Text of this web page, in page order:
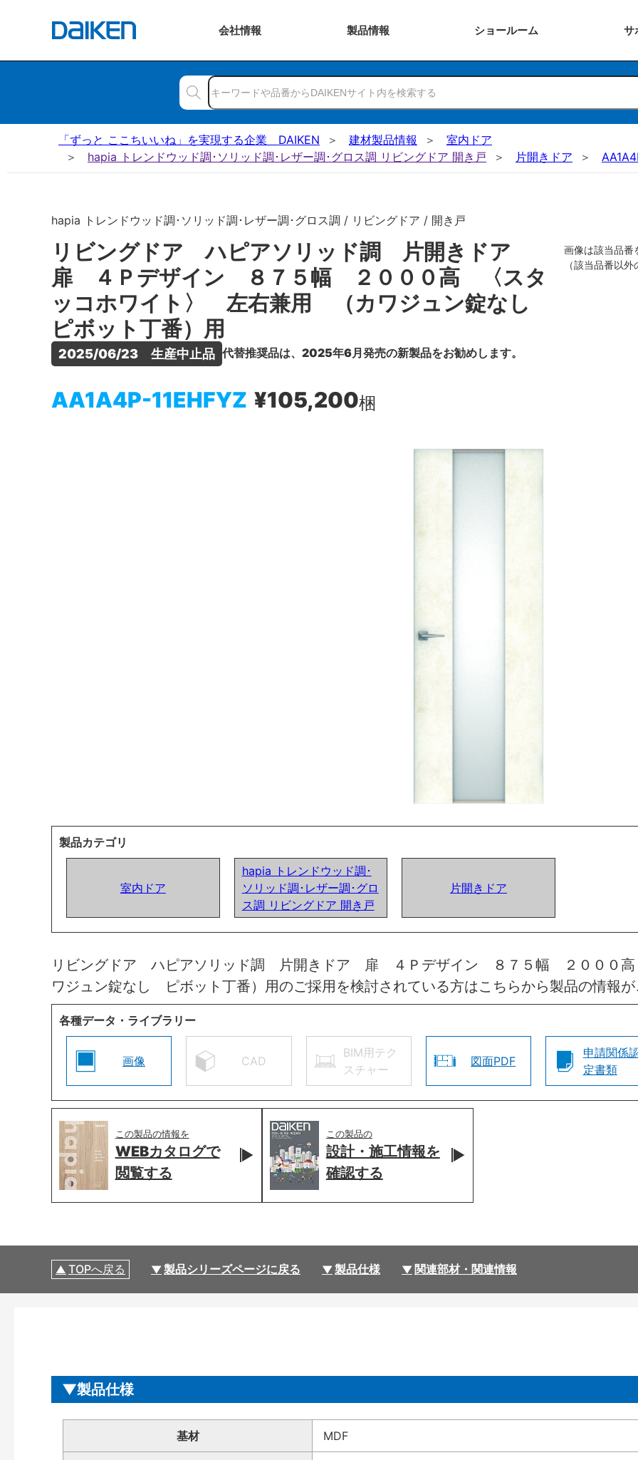
会社情報 製品情報 ショールーム サ
「ずっと ここちいいね」を実現する企業 DAIKEN 建材製品情報
室内ドア
hapia トレンドウッド調･ソリッド調･レザー調･グロス調 リビングドア 開き戸
片開きドア
hapia トレンドウッド調･ソリッド調･レザー調･グロス調 / リビングドア / 開き戸
リビングドア ハピアソリッド調 片開きドア
扉 ４Ｐデザイン ８７５幅 ２０００高 〈スタ
ッコホワイト〉 左右兼用 （カワジュン錠なし
ピボット丁番）用
2025/06/23　生産中止品 代替推奨品は、2025年6月発売の新製品をお勧めします。
AA1A4P-11EHFYZ ¥105,200梱
画像は該当品番
（該当品番以
製品カテゴリ
室内ドア
hapia トレンドウッド調･
ソリッド調･レザー調･グロ
ス調 リビングドア 開き戸
片開きドア
リビングドア ハピアソリッド調 片開きドア 扉 ４Ｐデザイン ８７５幅 ２０００
ワジュン錠なし ピボット丁番）用のご採用を検討されている方はこちらから製品の情報
各種データ・ライブラリー
画像 CAD
BIM用テク
スチャー
図面PDF
申請関係
定書類
この製品の情報を
WEBカタログで
閲覧する
この製品の
設計・施工情報を
確認する
TOPへ戻る 製品シリーズページに戻る 製品仕様 関連部材・関連情報
製品仕様
基材 MDF